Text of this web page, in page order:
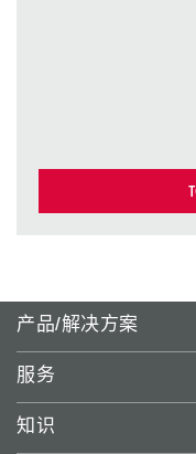
产品/解决方案
服务
知识